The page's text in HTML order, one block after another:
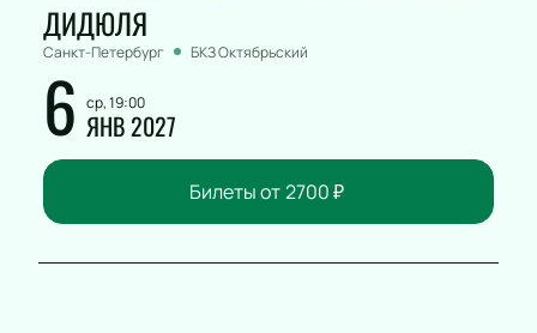
ДИДЮЛЯ
Санкт-Петербург БКЗ Октябрьский
6 ср, 19:00
ЯНВ 2027
Билеты от 2700₽